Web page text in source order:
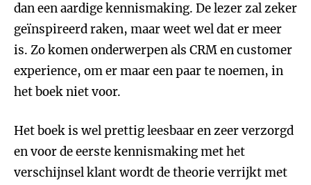
dan een aardige kennismaking. De lezer zal zeker
geïnspireerd raken, maar weet wel dat er meer
is. Zo komen onderwerpen als CRM en customer
experience, om er maar een paar te noemen, in
het boek niet voor.
Het boek is wel prettig leesbaar en zeer verzorgd
en voor de eerste kennismaking met het
verschijnsel klant wordt de theorie verrijkt met